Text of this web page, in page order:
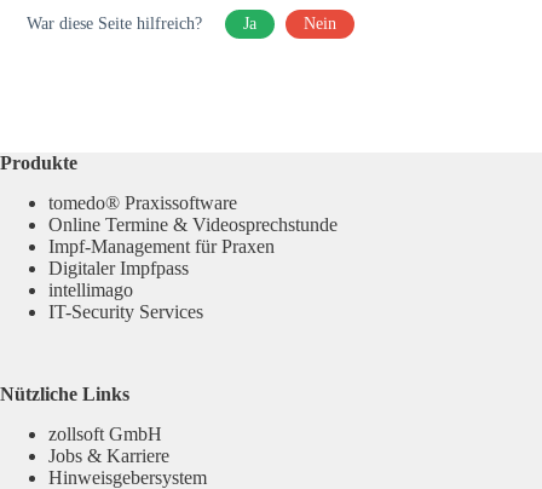
War diese Seite hilfreich? Ja Nein
Produkte
tomedo® Praxissoftware
Online Termine & Videosprechstunde
Impf-Management für Praxen
Digitaler Impfpass
intellimago
IT-Security Services
Nützliche Links
zollsoft GmbH
Jobs & Karriere
Hinweisgebersystem